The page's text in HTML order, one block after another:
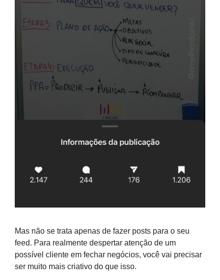
Mas não se trata apenas de fazer posts para o seu
feed. Para realmente despertar atenção de um
possível cliente em fechar negócios, você vai precisar
ser muito mais criativo do que isso.